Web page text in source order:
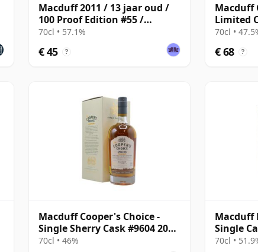
Macduff 2011 / 13 jaar oud /
100 Proof Edition #55 /
Signatory
70cl • 57.1%
€ 45 ?
Macduff
Limited
Fini 2009
70cl •
€ 68 ?
Macduff Cooper's Choice -
Single Sherry Cask #9604 2008
7 jaar oud
70cl • 46%
Macduff
Single
jaar oud
70cl •